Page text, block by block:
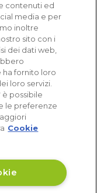
contenuti ed
media e per
inoltre
sito con i
dei dati web,
ha fornito loro
loro servizi.
possibile
le preferenze
Cookie